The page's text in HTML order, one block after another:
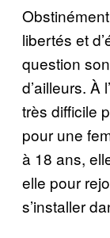
libertés et
question
d’ailleurs. À
très difficile
pour une
à 18 ans,
elle pour
s’installer